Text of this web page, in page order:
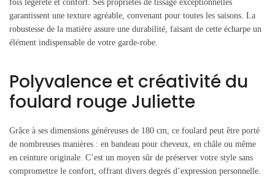
fois légèreté et confort. Ses propriétés de tissage exceptionnelles
garantissent une texture agréable, convenant pour toutes les saisons. La
robustesse de la matière assure une durabilité, faisant de cette écharpe un
élément indispensable de votre garde-robe.
Polyvalence et créativité du
foulard rouge Juliette
Grâce à ses dimensions généreuses de 180 cm, ce foulard peut être porté
de nombreuses manières : en bandeau pour cheveux, en châle ou même
en ceinture originale. C’est un moyen sûr de préserver votre style sans
compromettre le confort, offrant divers degrés d’expression personnelle.